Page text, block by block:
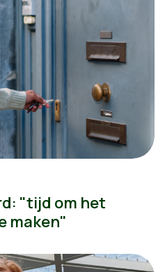
"tijd om het
maken"